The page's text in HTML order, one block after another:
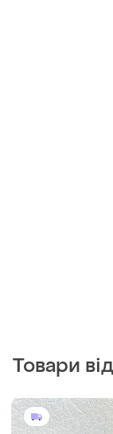
Товари